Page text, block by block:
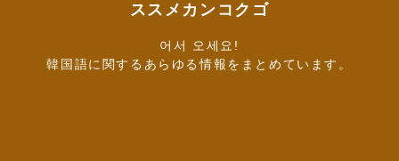
ススメカンコクゴ
어서 오세요!
韓国語に関するあらゆる情報をまとめています。